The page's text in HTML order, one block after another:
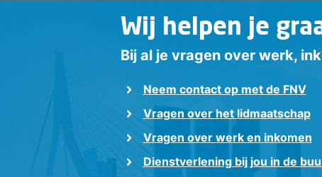
Wij helpen je
Bij al je vragen over werk,
Neem contact op met de FNV
Vragen over het lidmaatschap
Vragen over werk en inkomen
Dienstverlening bij jou in de